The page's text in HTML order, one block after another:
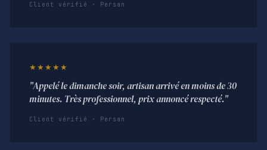
Client vérifié · Persan
★★★★★
"Appelé le dimanche soir, artisan arrivé en moins de 30
minutes. Très professionnel, prix annoncé respecté."
Client vérifié · Persan